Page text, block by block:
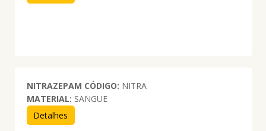
NITRAZEPAM CÓDIGO: NITRA
MATERIAL: SANGUE
Detalhes